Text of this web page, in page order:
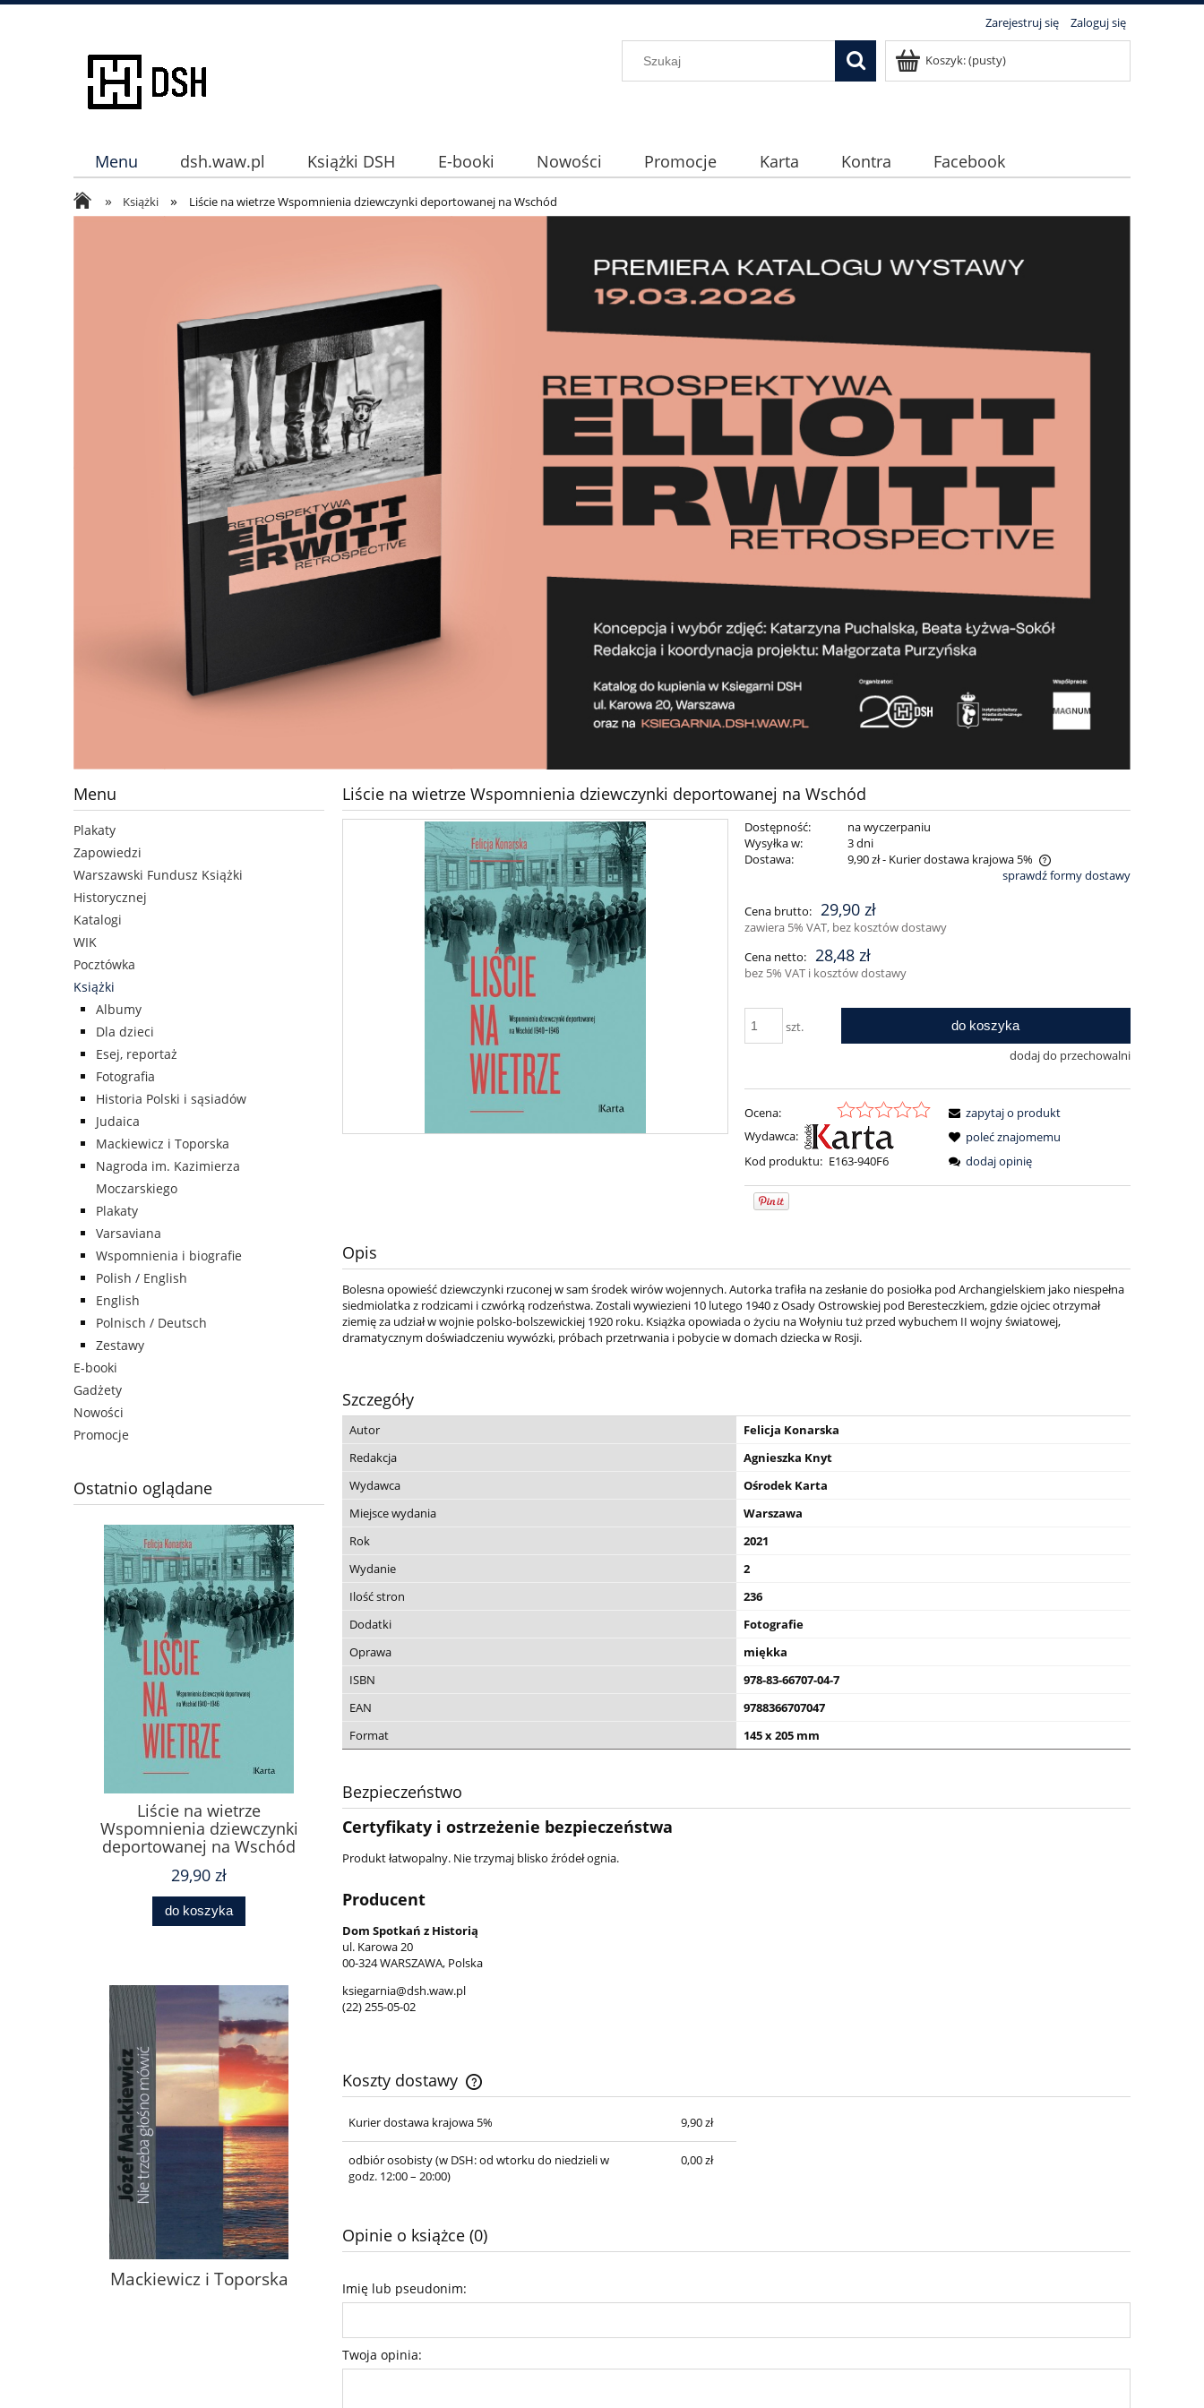
Zarejestruj się Zaloguj się
Koszyk:(pusty)
Menu dsh.waw.pl Książki DSH E-booki Nowości Promocje Karta Kontra
Facebook
Instagram
» Książki » Liście na wietrze Wspomnienia dziewczynki deportowanej na Wschód
Menu
Plakaty
Zapowiedzi
Warszawski Fundusz Książki
Historycznej
Katalogi
WIK
Pocztówka
Książki
Albumy
Dla dzieci
Esej, reportaż
Fotografia
Historia Polski i sąsiadów
Judaica
Mackiewicz i Toporska
Nagroda im. Kazimierza
Moczarskiego
Plakaty
Varsaviana
Wspomnienia i biografie
Polish / English
English
Polnisch / Deutsch
Zestawy
E-booki
Gadżety
Nowości
Promocje
Ostatnio oglądane
Liście na wietrze
Wspomnienia dziewczynki
deportowanej na Wschód
29,90 zł
do koszyka
Mackiewicz i Toporska
Liście na wietrze Wspomnienia dziewczynki deportowanej na Wschód
Dostępność:
na wyczerpaniu
Wysyłka w:
3 dni
Dostawa:
9,90 zł- Kurier dostawa krajowa 5%
płatności
sprawdź formy dostawy
Cena brutto: 29,90 zł
zawiera 5% VAT, bez kosztów dostawy
Cena netto: 28,48 zł
bez 5% VAT i kosztów dostawy
szt. do koszyka
dodaj do przechowalni
Ocena:
Wydawca:
Kod produktu: E163-940F6
zapytaj o produkt
poleć znajomemu
dodaj opinię
Opis
Bolesna opowieść dziewczynki rzuconej w sam środek wirów wojennych. Autorka trafiła na zesłanie do posiołka pod Archangielskiem jako niespełna
siedmiolatka z rodzicami i czwórką rodzeństwa. Zostali wywiezieni 10 lutego 1940 z Osady Ostrowskiej pod Beresteczkiem, gdzie ojciec otrzymał
ziemię za udział w wojnie polsko-bolszewickiej 1920 roku. Książka opowiada o życiu na Wołyniu tuż przed wybuchem II wojny światowej,
dramatycznym doświadczeniu wywózki, próbach przetrwania i pobycie w domach dziecka w Rosji.
Szczegóły
Autor
Felicja Konarska
Redakcja
Agnieszka Knyt
Wydawca
Ośrodek Karta
Miejsce wydania
Warszawa
Rok
2021
Wydanie
2
Ilość stron
236
Dodatki
Fotografie
Oprawa
miękka
ISBN
978-83-66707-04-7
EAN
9788366707047
Format
145 x 205 mm
Bezpieczeństwo
Certyfikaty i ostrzeżenie bezpieczeństwa
Produkt łatwopalny. Nie trzymaj blisko źródeł ognia.
Producent
Dom Spotkań z Historią
ul. Karowa 20
00-324 WARSZAWA, Polska
ksiegarnia@dsh.waw.pl
(22) 255-05-02
Koszty dostawy
Cena nie zawiera ewentualnych kosztów
płatności
Kurier dostawa krajowa 5% 9,90 zł
odbiór osobisty(w DSH: od wtorku do niedzieli w
godz. 12:00 – 20:00)
0,00 zł
Opinie o książce (0)
Imię lub pseudonim:
Twoja opinia: